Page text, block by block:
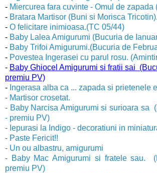
- Miercurea fara cuvinte - Omul de zapada
- Bratara Martisor (Buni si Morisca Tricotin).
- O felicitare inimioasa.(TC 05/44)
- Baby Lalea Amigurumi (Bucuria de
- Baby Trifoi Amigurumi.(Bucuria de
- Povestea Ingerasei cu parul rosu.
- Baby Ghiocel Amigurumi si fratii sai
premiu PV)
- Ingerasa alba ca ... zapada si prietenele
- Martisor crosetat.
- Baby Narcisa Amigurumi si surioara sa
- premiu PV)
- Iepurasi la Indigo - decoratiuni in
- Paste Fericit!!
- Un ou albastru, amigurumi
- Baby Mac Amigurumi si fratele sau.
premiu PV)